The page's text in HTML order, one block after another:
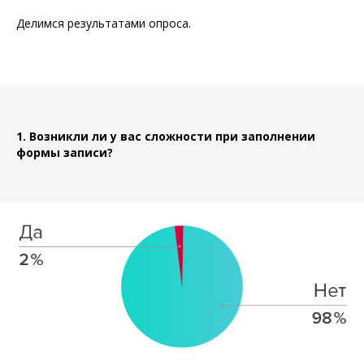
Делимся результатами опроса.
1. Возникли ли у вас сложности при заполнении
формы записи?